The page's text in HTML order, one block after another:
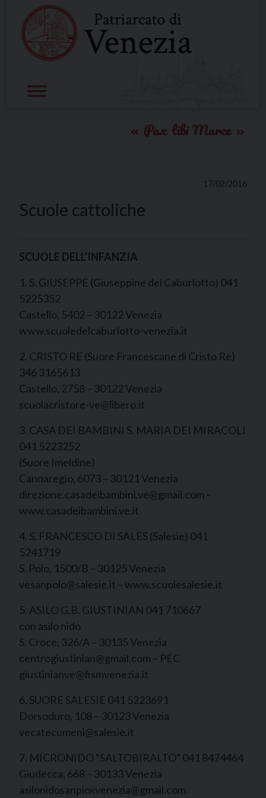
content
Pax tibi Marce
17/02/2016
Scuole cattoliche
SCUOLE DELL’INFANZIA
1. S. GIUSEPPE (Giuseppine del Caburlotto) 041
5225352
Castello, 5402 – 30122 Venezia
www.scuoledelcaburlotto-venezia.it
2. CRISTO RE (Suore Francescane di Cristo Re)
346 3165613
Castello, 2758 – 30122 Venezia
scuolacristore-ve@libero.it
3. CASA DEI BAMBINI S. MARIA DEI MIRACOLI
041 5223252
(Suore Imeldine)
Cannaregio, 6073 – 30121 Venezia
direzione.casadeibambini.ve@gmail.com –
www.casadeibambini.ve.it
4. S. FRANCESCO DI SALES (Salesie) 041
5241719
S. Polo, 1500/B – 30125 Venezia
vesanpolo@salesie.it – www.scuolesalesie.it
5. ASILO G.B. GIUSTINIAN 041 710667
con asilo nido
S. Croce, 326/A – 30135 Venezia
centrogiustinian@gmail.com – PEC
giustinianve@fismvenezia.it
6. SUORE SALESIE 041 5223691
Dorsoduro, 108 – 30123 Venezia
vecatecumeni@salesie.it
7. MICRONIDO “SALTOBIRALTO” 041 8474464
Giudecca, 668 – 30133 Venezia
asilonidosanpioxvenezia@gmail.com